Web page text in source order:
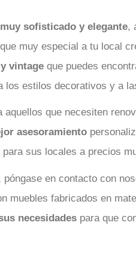
sofisticado y elegante,
muy especial a tu local
vintageque puedes
estilos decorativos y a
que necesiten
asesoramiento
sus locales a precios
en contacto con
muebles fabricados en
necesidadespara que